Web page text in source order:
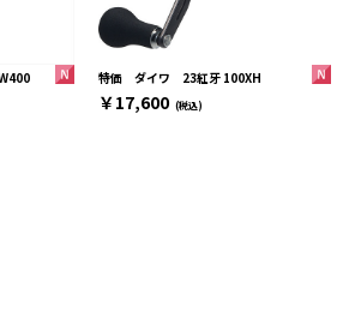
特価 ダイワ 23紅牙 100XH
￥17,600 (税込)